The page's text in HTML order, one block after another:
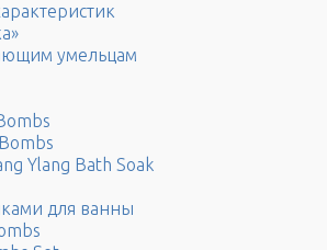
умельцам
Ylang Bath Soak
для ванны